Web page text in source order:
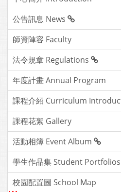
公告訊息 News
師資陣容 Faculty
法令規章 Regulations
年度計畫 Annual Program
課程介紹 Curriculum
課程花絮 Gallery
活動相簿 Event Album
學生作品集 Student Portfolios
校園配置圖 School Map